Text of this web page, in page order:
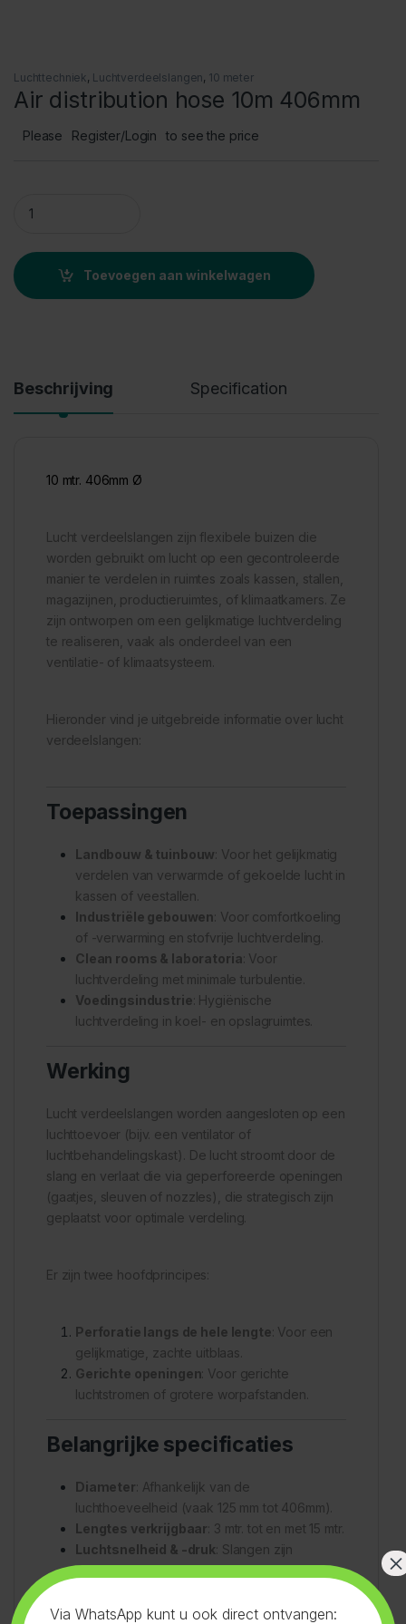
Luchttechniek, Luchtverdeelslangen, 10 meter
Air distribution hose 10m 406mm
Please Register/Login to see the price
Toevoegen aan winkelwagen
Beschrijving Specification
10 mtr. 406mm Ø
Lucht verdeelslangen zijn flexibele buizen die
worden gebruikt om lucht op een gecontroleerde
manier te verdelen in ruimtes zoals kassen, stallen,
magazijnen, productieruimtes, of klimaatkamers. Ze
zijn ontworpen om een gelijkmatige luchtverdeling
te realiseren, vaak als onderdeel van een
ventilatie- of klimaatsysteem.
Hieronder vind je uitgebreide informatie over lucht
verdeelslangen:
Toepassingen
Landbouw & tuinbouw : Voor het gelijkmatig
verdelen van verwarmde of gekoelde lucht in
kassen of veestallen.
Industriële gebouwen : Voor comfortkoeling
of -verwarming en stofvrije luchtverdeling.
Clean rooms & laboratoria : Voor
luchtverdeling met minimale turbulentie.
Voedingsindustrie : Hygiënische
luchtverdeling in koel- en opslagruimtes.
Werking
Lucht verdeelslangen worden aangesloten op een
luchttoevoer (bijv. een ventilator of
luchtbehandelingskast). De lucht stroomt door de
slang en verlaat die via geperforeerde openingen
(gaatjes, sleuven of nozzles), die strategisch zijn
geplaatst voor optimale verdeling.
Er zijn twee hoofdprincipes:
Perforatie langs de hele lengte : Voor een
gelijkmatige, zachte uitblaas.
Gerichte openingen : Voor gerichte
luchtstromen of grotere worpafstanden.
Belangrijke specificaties
Diameter : Afhankelijk van de
luchthoeveelheid (vaak 125 mm tot 406mm).
Lengtes verkrijgbaar : 3 mtr. tot en met 15 mtr.
Luchtsnelheid & -druk : Slangen zijn
ontworpen om luchtdrukverliezen te
Via WhatsApp kunt u ook direct ontvangen:
×